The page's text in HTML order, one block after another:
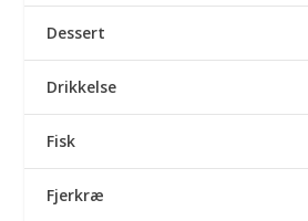
Dessert
Drikkelse
Fisk
Fjerkræ